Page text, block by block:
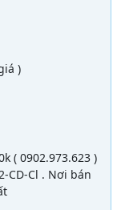
)
( 0902.973.623 )
CD-Cl . Nơi bán